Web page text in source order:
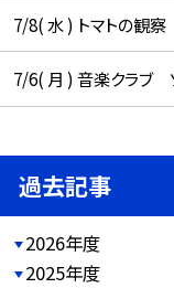
7/8( 水 ) トマトの観察
7/6( 月 ) 音楽クラブ
過去記事
2026年度
2025年度